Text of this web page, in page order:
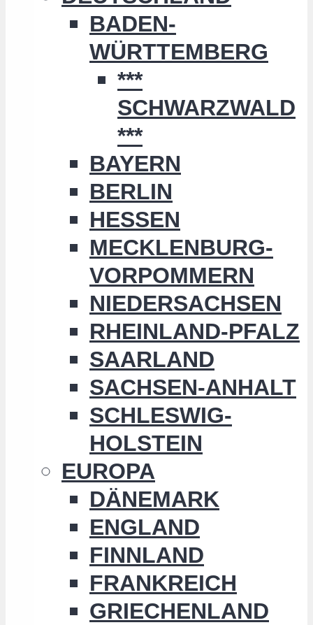
BADEN-
WÜRTTEMBERG
***
SCHWARZWALD
***
BAYERN
BERLIN
HESSEN
MECKLENBURG-
VORPOMMERN
NIEDERSACHSEN
RHEINLAND-PFALZ
SAARLAND
SACHSEN-ANHALT
SCHLESWIG-
HOLSTEIN
EUROPA
DÄNEMARK
ENGLAND
FINNLAND
FRANKREICH
GRIECHENLAND